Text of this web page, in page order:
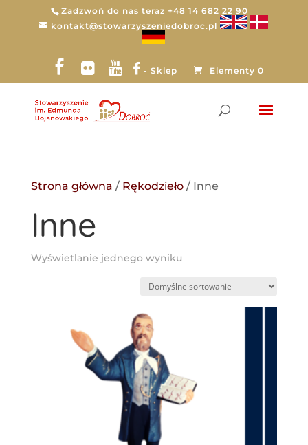
Zadzwoń do nas teraz +48 14 682 22 90
kontakt@stowarzyszeniedobroc.pl
- Sklep Elementy 0
Strona główna / Rękodzieło/ Inne
Inne
Wyświetlanie jednego wyniku